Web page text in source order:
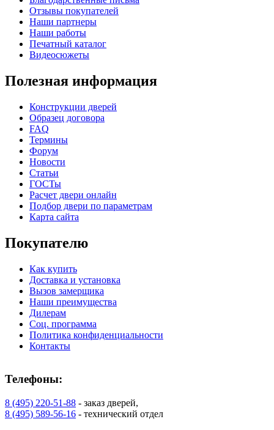
Отзывы покупателей
Наши партнеры
Наши работы
Печатный каталог
Видеосюжеты
Полезная информация
Конструкции дверей
Образец договора
FAQ
Термины
Форум
Новости
Статьи
ГОСТы
Расчет двери онлайн
Подбор двери по параметрам
Карта сайта
Покупателю
Как купить
Доставка и установка
Вызов замерщика
Наши преимущества
Дилерам
Соц. программа
Политика конфиденциальности
Контакты
Телефоны:
8 (495) 220-51-88 - заказ дверей,
8 (495) 589-56-16 - технический отдел